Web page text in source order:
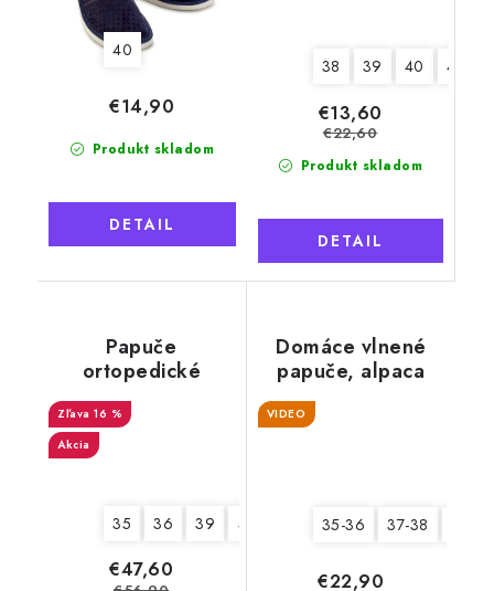
40
Produkt skladom
€14,90
DETAIL
38 39 40 41
Produkt skladom
€13,60
€22,60
DETAIL
Papuče
ortopedické
kožené s kvetmi,
plná špička,
16 %
Akcia
35 36 39 41
€47,60
Domáce vlnené
papuče, alpaca
VIDEO
35-36 37-38
€22,90